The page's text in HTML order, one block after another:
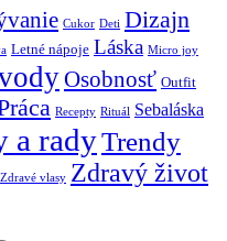
Cukor Deti Dizajn
Letné nápoje Láska Micro joy
Osobnosť Outfit
Recepty Rituál Sebaláska
a radyTrendy
Zdravé vlasy Zdravý život